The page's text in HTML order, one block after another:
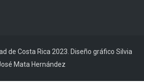
de Costa Rica 2023. Diseño gráfico Silvia
Mata Hernández